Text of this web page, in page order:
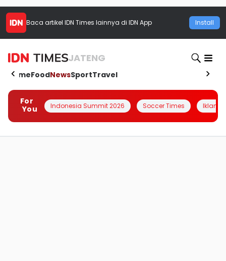
Baca artikel IDN Times lainnya di IDN App Install
JATENG
HomeFoodNewsSportTravel
For
You
Indonesia Summit 2026 Soccer Times Iklanin